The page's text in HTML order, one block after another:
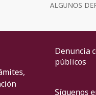
ALGUNOS
Denuncia
públicos
Síguenos